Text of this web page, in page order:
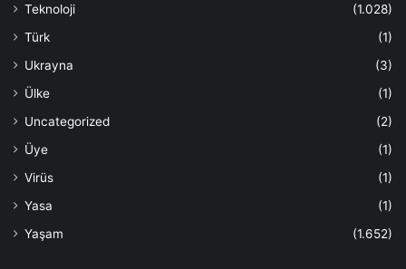
Teknoloji
(1.028)
Türk
(1)
Ukrayna
(3)
Ülke
(1)
Uncategorized
(2)
Üye
(1)
Virüs
(1)
Yasa
(1)
Yaşam
(1.652)